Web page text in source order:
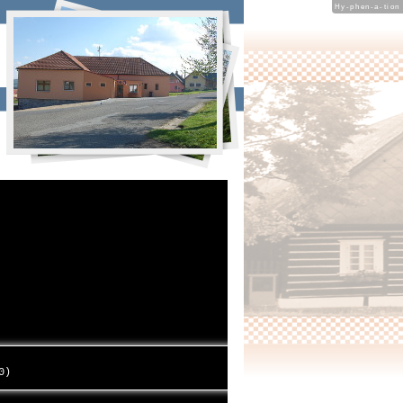
Hy-phen-a-tion